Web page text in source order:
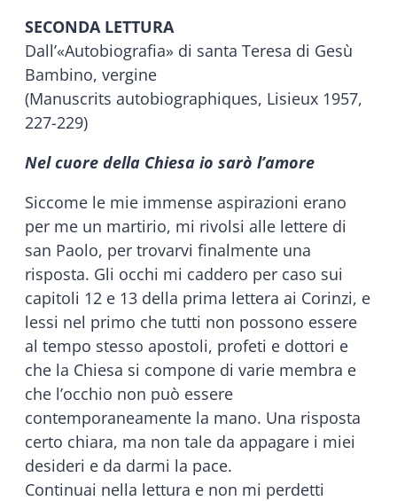
SECONDA LETTURA
Dall’«Autobiografia» di santa Teresa di Gesù
Bambino, vergine
(Manuscrits autobiographiques, Lisieux 1957,
227-229)
Nel cuore della Chiesa io sarò l’amore
Siccome le mie immense aspirazioni erano
per me un martirio, mi rivolsi alle lettere di
san Paolo, per trovarvi finalmente una
risposta. Gli occhi mi caddero per caso sui
capitoli 12 e 13 della prima lettera ai Corinzi, e
lessi nel primo che tutti non possono essere
al tempo stesso apostoli, profeti e dottori e
che la Chiesa si compone di varie membra e
che l’occhio non può essere
contemporaneamente la mano. Una risposta
certo chiara, ma non tale da appagare i miei
desideri e da darmi la pace.
Continuai nella lettura e non mi perdetti